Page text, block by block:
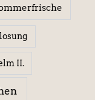
II.